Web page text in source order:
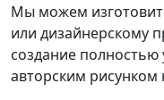
Мы можем
или дизайнерскому
создание полностью
авторским рисунком